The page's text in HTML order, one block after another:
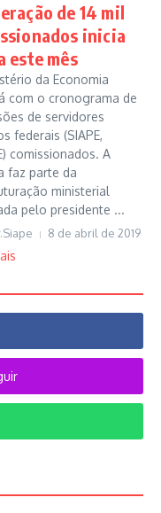
de 14 mil
inicia
este mês
da Economia
com o cronograma de
de servidores
federais (SIAPE,
comissionados. A
faz parte da
ministerial
pelo presidente ...
8 de abril de 2019